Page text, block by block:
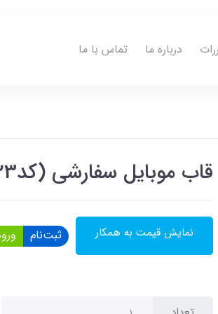
درباره ما تماس با ما
قاب موبایل سفارشی (کد0023)
نمایش قیمت به همکار ثبت‌نام